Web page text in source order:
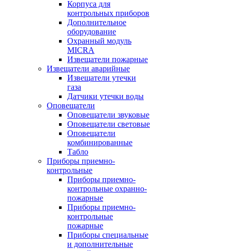
Корпуса для
контрольных приборов
Дополнительное
оборудование
Охранный модуль
MICRA
Извещатели пожарные
Извещатели аварийные
Извещатели утечки
газа
Датчики утечки воды
Оповещатели
Оповещатели звуковые
Оповещатели световые
Оповещатели
комбинированные
Табло
Приборы приемно-
контрольные
Приборы приемно-
контрольные охранно-
пожарные
Приборы приемно-
контрольные
пожарные
Приборы специальные
и дополнительные